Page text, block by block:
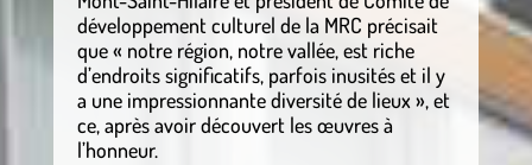
développement culturel de la MRC précisait
que « notre région, notre vallée, est riche
d’endroits significatifs, parfois inusités et il y
a une impressionnante diversité de lieux », et
ce, après avoir découvert les œuvres à
l’honneur.